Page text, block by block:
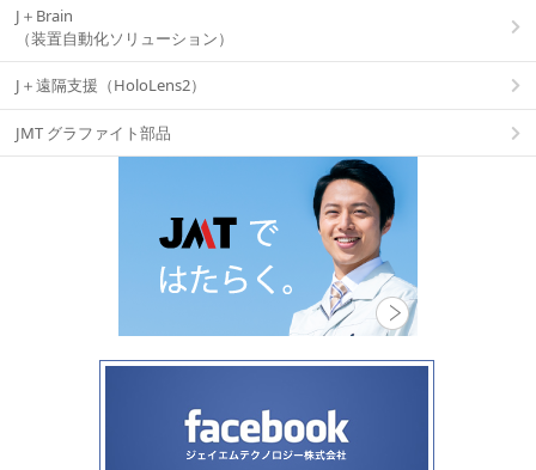
J＋Brain
（装置自動化ソリューション）
J＋遠隔支援（HoloLens2）
JMT グラファイト部品